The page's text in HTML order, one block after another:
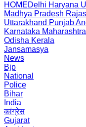
HOMEDelhi Haryana
Madhya Pradesh
Uttarakhand Punjab
Karnataka Maharashtra
Odisha Kerala
Jansamasya
News
Bjp
National
Police
Bihar
India
कांग्रेस
Gujarat